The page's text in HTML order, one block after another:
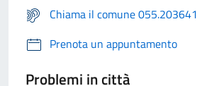
Chiama il comune 055.203641
Prenota un appuntamento
Problemi in città